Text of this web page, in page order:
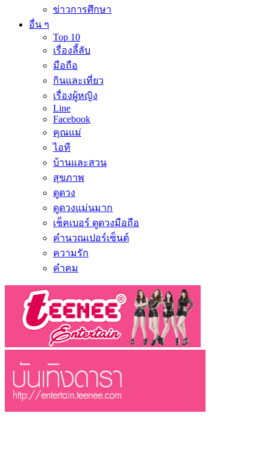
ข่าวการศึกษา
อื่น ๆ
Top 10
เรื่องลี้ลับ
มือถือ
กินและเที่ยว
เรื่องผู้หญิง
Line
Facebook
คุณแม่
ไอที
บ้านและสวน
สุขภาพ
ดูดวง
ดูดวงแม่นมาก
เช็คเบอร์ ดูดวงมือถือ
คำนวณเปอร์เซ็นต์
ความรัก
คำคม